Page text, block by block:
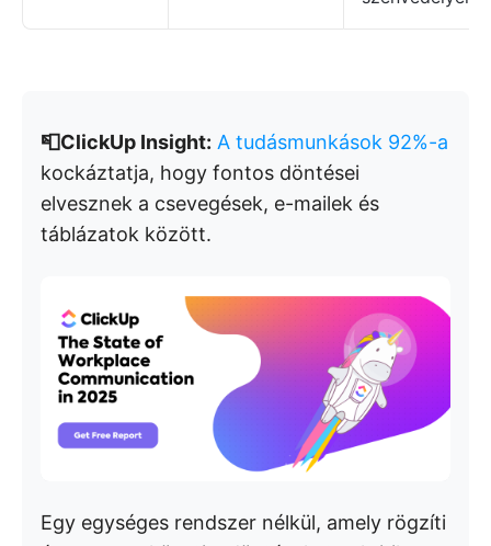
📮ClickUp Insight: A tudásmunkások 92%-a
kockáztatja, hogy fontos döntései
elvesznek a csevegések, e-mailek és
táblázatok között.
Egy egységes rendszer nélkül, amely rögzíti